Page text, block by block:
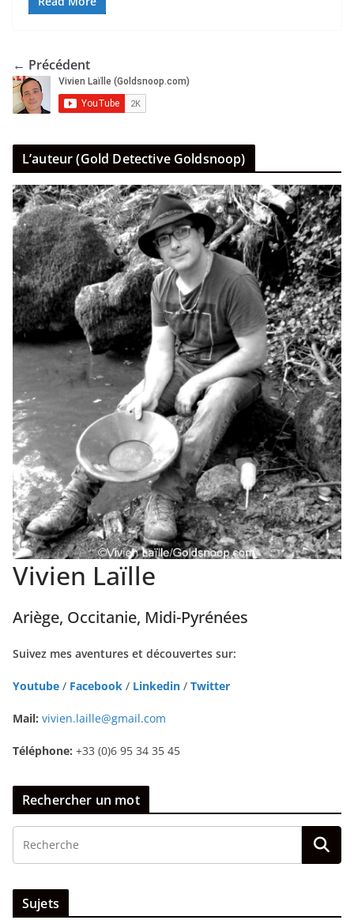
← Précédent
L’auteur (Gold Detective Goldsnoop)
Vivien Laïlle
Ariège, Occitanie, Midi-Pyrénées
Suivez mes aventures et découvertes sur:
Youtube / Facebook / Linkedin / Twitter
Mail: vivien.laille@gmail.com
Téléphone: +33 (0)6 95 34 35 45
Rechercher un mot
Sujets